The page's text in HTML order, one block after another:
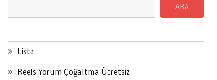
ARA
Liste
Reels Yorum Çoğaltma Ücretsiz